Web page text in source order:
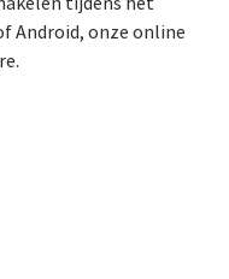
Android, onze online